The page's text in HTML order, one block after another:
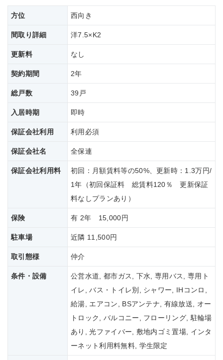
方位 西向き
間取り詳細 洋7.5×K2
更新料 なし
契約期間 2年
総戸数 39戸
入居時期 即時
保証会社利用 利用必須
保証会社名 全保連
保証会社利用料
初回：月額賃料等の50%、更新時：1.3万円/
1年（初回保証料 総賃料120％ 更新保証
料なしプランあり）
保険 有 2年 15,000円
駐車場 近隣 11,500円
取引態様 仲介
条件・設備
公営水道, 都市ガス, 下水, 専用バス, 専用ト
イレ, バス・トイレ別, シャワー, IHコンロ,
給湯, エアコン, BSアンテナ, 有線放送, オー
トロック, バルコニー, フローリング, 駐輪場
あり, 光ファイバー, 敷地内ゴミ置場, インタ
ーネット利用料無料, 学生限定